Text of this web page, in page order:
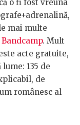
o fi fost vreuna
mai multe
Bandcamp. Mult
acte gratuite,
135 de
de
românesc al